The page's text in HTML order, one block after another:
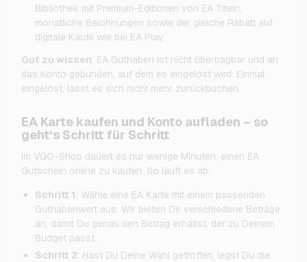
Bibliothek mit Premium-Editionen von EA Titeln,
monatliche Belohnungen sowie der gleiche Rabatt auf
digitale Käufe wie bei EA Play.
Gut zu wissen: EA Guthaben ist nicht übertragbar und an
das Konto gebunden, auf dem es eingelöst wird. Einmal
eingelöst, lässt es sich nicht mehr zurückbuchen.
EA Karte kaufen und Konto aufladen – so
geht‘s Schritt für Schritt
Im VGO-Shop dauert es nur wenige Minuten, einen EA
Gutschein online zu kaufen. So läuft es ab:
Schritt 1: Wähle eine EA Karte mit einem passenden
Guthabenwert aus. Wir bieten Dir verschiedene Beträge
an, damit Du genau den Betrag erhältst, der zu Deinem
Budget passt.
Schritt 2: Hast Du Deine Wahl getroffen, legst Du die